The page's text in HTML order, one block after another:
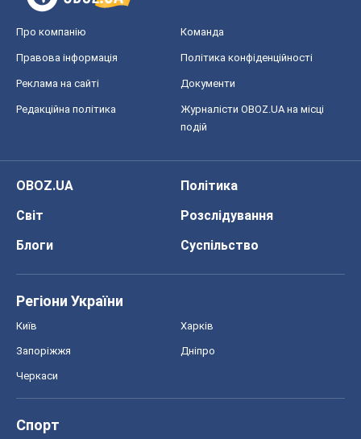
Про компанію Команда
Правова інформація Політика конфіденційності
Реклама на сайті Документи
Редакційна політика
Журналісти OBOZ.UA на місці
подій
OBOZ.UA
Політика
Світ
Розслідування
Блоги
Суспільство
Регіони України
Київ Харків
Запоріжжя Дніпро
Черкаси
Спорт